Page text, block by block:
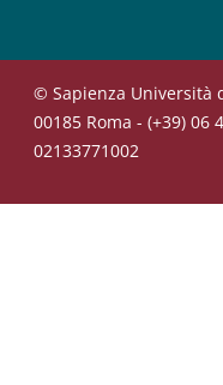
© Sapienza Università
00185 Roma - (+39) 06
02133771002